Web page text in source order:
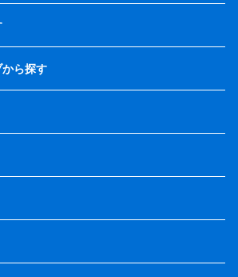
ら探す